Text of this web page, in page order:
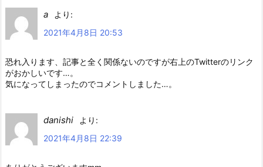
a
より:
2021年4月8日 20:53
恐れ入ります、記事と全く関係ないのですが右上のTwitterのリンク
がおかしいです…。
気になってしまったのでコメントしました…。
danishi
より:
2021年4月8日 22:39